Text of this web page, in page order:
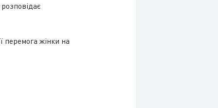
перемога жінки на